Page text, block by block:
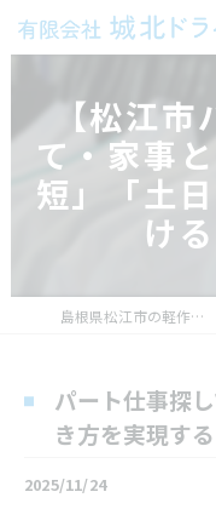
【松江市
て・家事
短」「土
け
島根県松江市の軽作業の求人なら有限会社城北ドライ
パート仕事探
き方を実現す
2025/11/24